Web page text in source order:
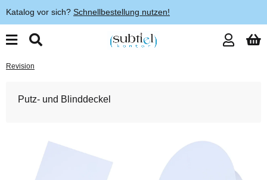
Katalog vor sich? Schnellbestellung nutzen!
Revision
Putz- und Blinddeckel